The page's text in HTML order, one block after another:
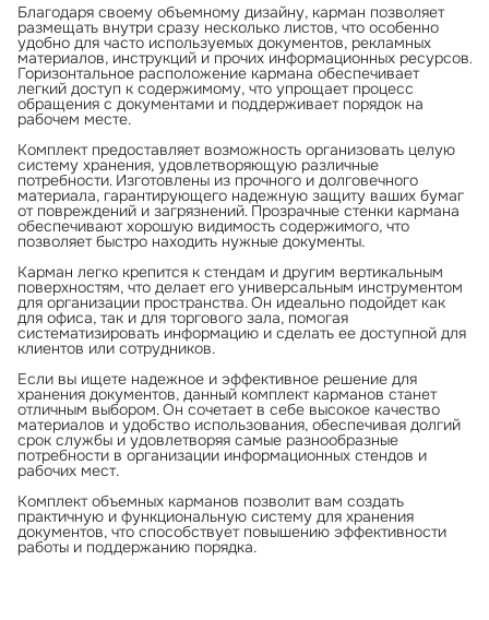
Благодаря своему объемному дизайну, карман позволяет
размещать внутри сразу несколько листов, что особенно
удобно для часто используемых документов, рекламных
материалов, инструкций и прочих информационных ресурсов.
Горизонтальное расположение кармана обеспечивает
легкий доступ к содержимому, что упрощает процесс
обращения с документами и поддерживает порядок на
рабочем месте.
Комплект предоставляет возможность организовать целую
систему хранения, удовлетворяющую различные
потребности. Изготовлены из прочного и долговечного
материала, гарантирующего надежную защиту ваших бумаг
от повреждений и загрязнений. Прозрачные стенки кармана
обеспечивают хорошую видимость содержимого, что
позволяет быстро находить нужные документы.
Карман легко крепится к стендам и другим вертикальным
поверхностям, что делает его универсальным инструментом
для организации пространства. Он идеально подойдет как
для офиса, так и для торгового зала, помогая
систематизировать информацию и сделать ее доступной для
клиентов или сотрудников.
Если вы ищете надежное и эффективное решение для
хранения документов, данный комплект карманов станет
отличным выбором. Он сочетает в себе высокое качество
материалов и удобство использования, обеспечивая долгий
срок службы и удовлетворяя самые разнообразные
потребности в организации информационных стендов и
рабочих мест.
Комплект объемных карманов позволит вам создать
практичную и функциональную систему для хранения
документов, что способствует повышению эффективности
работы и поддержанию порядка.